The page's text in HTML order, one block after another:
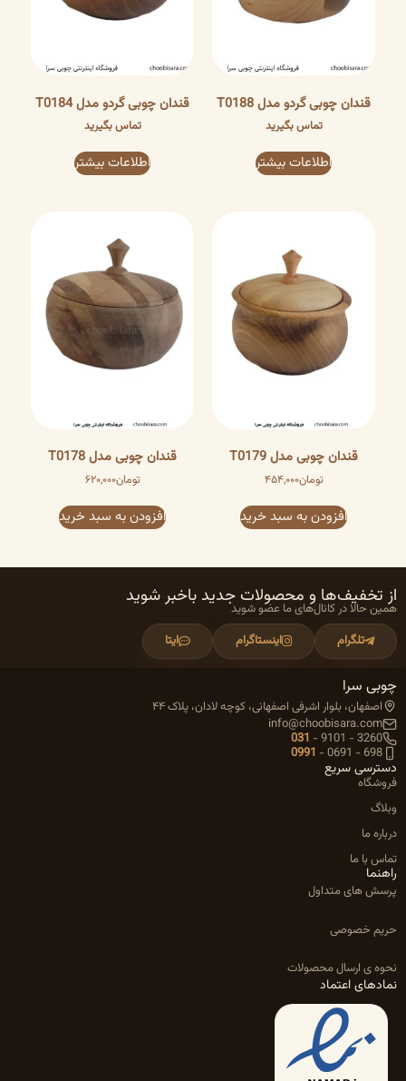
قندان چوبی گردو مدل T0188
تماس بگیرید
اطلاعات بیشتر
قندان چوبی گردو مدل T0184
تماس بگیرید
اطلاعات بیشتر
قندان چوبی مدل T0179
تومان۴۵۴,۰۰۰
افزودن به سبد خرید
قندان چوبی مدل T0178
تومان۶۲۰,۰۰۰
افزودن به سبد خرید
از تخفیف‌ها و محصولات جدید باخبر شوید
همین حالا در کانال‌های ما عضو شوید
تلگرام
اینستاگرام ایتا
چوبی سرا
اصفهان، بلوار اشرفی اصفهانی، کوچه لادان، پلاک ۴۴
info@choobisara.com
031 - 9101 - 3260
0991 - 0691 - 698
دسترسی سریع
فروشگاه
وبلاگ
درباره ما
تماس با ما
راهنما
پرسش های متداول
حریم خصوصی
نحوه ی ارسال محصولات
نمادهای اعتماد